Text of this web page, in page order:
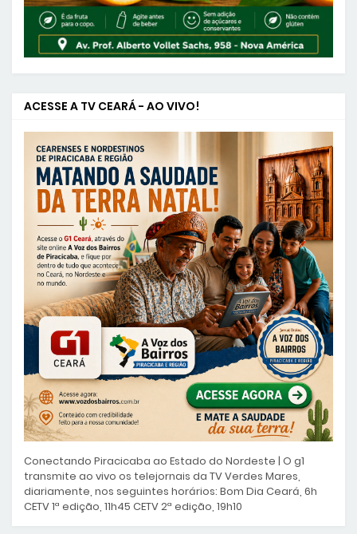
ACESSE A TV CEARÁ - AO VIVO!
Conectando Piracicaba ao Estado do Nordeste | O g1
transmite ao vivo os telejornais da TV Verdes Mares,
diariamente, nos seguintes horários: Bom Dia Ceará, 6h
CETV 1ª edição, 11h45 CETV 2ª edição, 19h10